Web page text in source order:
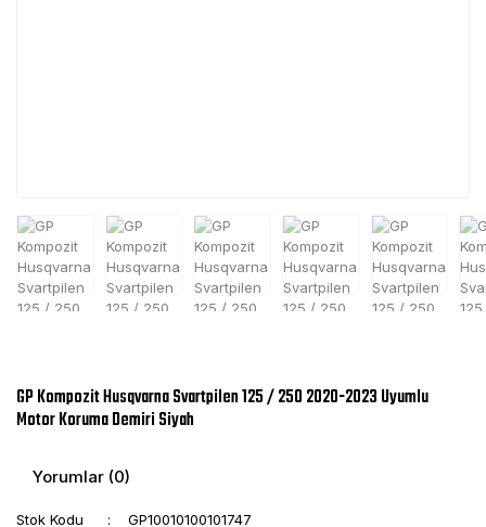
GP Kompozit Husqvarna Svartpilen 125 / 250 2020-2023 Uyumlu
Motor Koruma Demiri Siyah
Yorumlar (0)
Stok Kodu
GP10010100101747